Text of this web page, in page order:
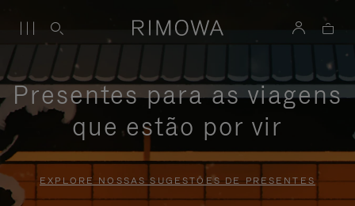
Presentes para as viagens
que estão por vir
EXPLORE NOSSAS SUGESTÕES DE PRESENTES